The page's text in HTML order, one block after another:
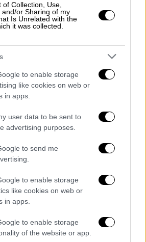
Collection, Use,
and/or Sharing of my
Is Unrelated with the
it was collected.
to enable storage
like cookies on web or
in apps.
user data to be sent to
advertising purposes.
to send me
to enable storage
like cookies on web or
in apps.
to enable storage
of the website or app.
ομοσπονδιακό κράτος, το
2026 ξεκινά την 1η
κι ολοκληρώνεται την 30ή
Κατά τον Ίλον Μασκ, οι
«καλύτερες υπηρεσίες
ήταν 3 τρισ.
Ντόναλντ Τραμπ
αποτελεσματικότητα»
άνθρωπος στην
αρχικά πως ο
του ομοσπονδιακού
7 τρισεκατομμύρια